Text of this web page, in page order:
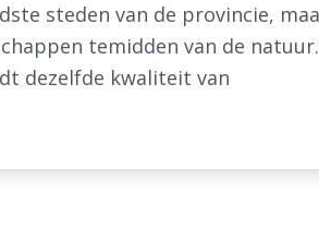
steden van de provincie,
temidden van de natuur.
dezelfde kwaliteit van